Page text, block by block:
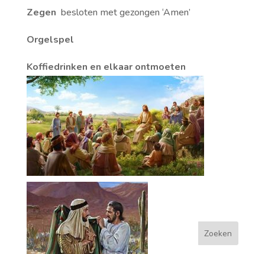
Zegen besloten met gezongen ‘Amen’
Orgelspel
Koffiedrinken en elkaar ontmoeten